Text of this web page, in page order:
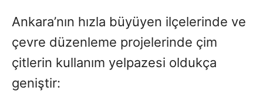
Ankara’nın hızla büyüyen ilçelerinde ve
çevre düzenleme projelerinde çim
çitlerin kullanım yelpazesi oldukça
geniştir: